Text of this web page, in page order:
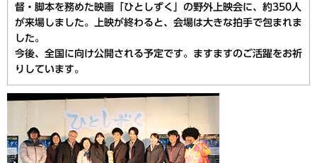
督・脚本を務めた映画「ひとしずく」の野外上映会に、約350人
が来場しました。上映が終わると、会場は大きな拍手で包まれま
した。
今後、全国に向け公開される予定です。ますますのご活躍をお祈
りしています。